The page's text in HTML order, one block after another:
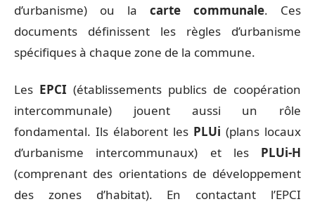
d’urbanisme) ou la carte communale. Ces
documents définissent les règles d’urbanisme
spécifiques à chaque zone de la commune.
Les EPCI (établissements publics de coopération
intercommunale) jouent aussi un rôle
fondamental. Ils élaborent les PLUi (plans locaux
d’urbanisme intercommunaux) et les PLUi-H
(comprenant des orientations de développement
des zones d’habitat). En contactant l’EPCI